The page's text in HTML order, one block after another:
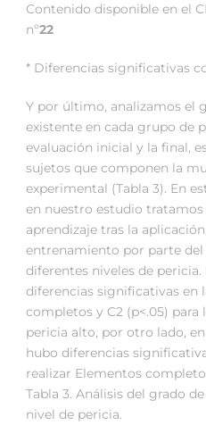
Contenido disponible en el
nº22
* Diferencias significativas
Y por último, analizamos el
existente en cada grupo de
evaluación inicial y la final,
sujetos que componen la
experimental (Tabla 3). En
en nuestro estudio
aprendizaje tras la
entrenamiento por parte
diferentes niveles de
diferencias significativas en
completos y C2 (p<.05) para
pericia alto, por otro lado,
hubo diferencias
realizar Elementos
Tabla 3. Análisis del grado
nivel de pericia.